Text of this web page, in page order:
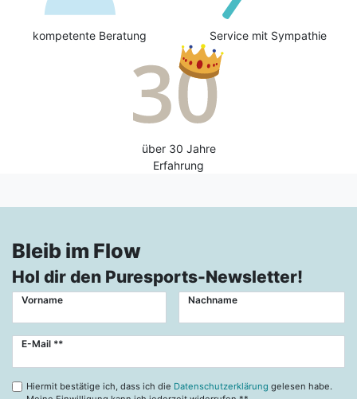
kompetente Beratung Service mit Sympathie
über 30 Jahre
Erfahrung
Bleib im Flow
Hol dir den Puresports-Newsletter!
Vorname Nachname
E-Mail **
Newsletter
Hiermit bestätige ich, dass ich die Datenschutzerklärung gelesen habe.